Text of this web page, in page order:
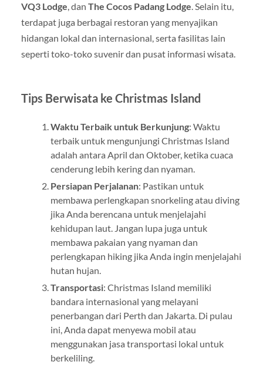
VQ3 Lodge, dan The Cocos Padang Lodge. Selain itu,
terdapat juga berbagai restoran yang menyajikan
hidangan lokal dan internasional, serta fasilitas lain
seperti toko-toko suvenir dan pusat informasi wisata.
Tips Berwisata ke Christmas Island
Waktu Terbaik untuk Berkunjung: Waktu
terbaik untuk mengunjungi Christmas Island
adalah antara April dan Oktober, ketika cuaca
cenderung lebih kering dan nyaman.
Persiapan Perjalanan: Pastikan untuk
membawa perlengkapan snorkeling atau diving
jika Anda berencana untuk menjelajahi
kehidupan laut. Jangan lupa juga untuk
membawa pakaian yang nyaman dan
perlengkapan hiking jika Anda ingin menjelajahi
hutan hujan.
Transportasi: Christmas Island memiliki
bandara internasional yang melayani
penerbangan dari Perth dan Jakarta. Di pulau
ini, Anda dapat menyewa mobil atau
menggunakan jasa transportasi lokal untuk
berkeliling.